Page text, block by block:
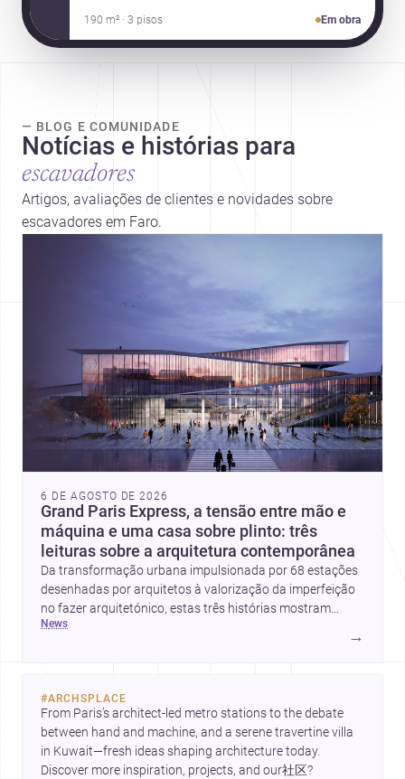
190 m² · 3 pisos Em obra
— BLOG E COMUNIDADE
Notícias e histórias para
escavadores
Artigos, avaliações de clientes e novidades sobre
escavadores em Faro.
6 DE AGOSTO DE 2026
Grand Paris Express, a tensão entre mão e
máquina e uma casa sobre plinto: três
leituras sobre a arquitetura contemporânea
Da transformação urbana impulsionada por 68 estações
desenhadas por arquitetos à valorização da imperfeição
no fazer arquitetónico, estas três histórias mostram
como a disciplina continua a reinventar cidades, materiais
contemporânea.
news
→
#ARCHSPLACE
From Paris’s architect-led metro stations to the debate
between hand and machine, and a serene travertine villa
in Kuwait—fresh ideas shaping architecture today.
Discover more inspiration, projects, and our社区?